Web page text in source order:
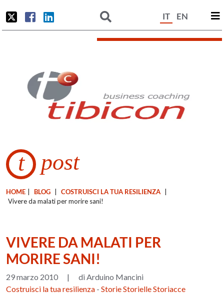
IT EN
t post
HOME BLOG COSTRUISCI LA TUA RESILIENZA
Vivere da malati per morire sani!
VIVERE DA MALATI PER
MORIRE SANI!
29 marzo 2010 |
di Arduino Mancini
Costruisci la tua resilienza -Storie Storielle Storiacce